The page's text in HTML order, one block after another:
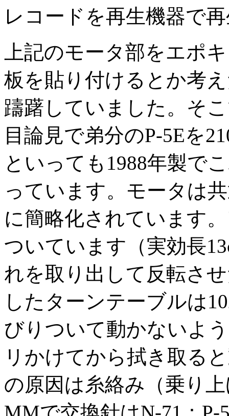
レコードを再生機器で
上記のモータ部をエポ
板を貼り付けるとか考
躊躇していました。そ
目論見で弟分のP-5Eを
といっても1988年製で
っています。モータは
に簡略化されています
ついています（実効長
れを取り出して反転さ
したターンテーブルは
びりついて動かないよ
リかけてから拭き取る
の原因は糸絡み（乗り